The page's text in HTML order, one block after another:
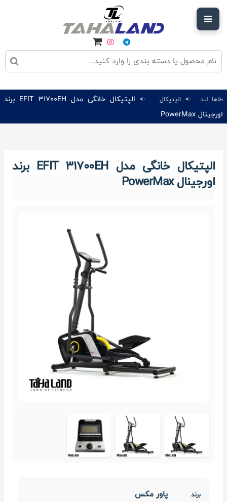
طاها لند ->الپتیکال
-> الپتیکال خانگی مدل EFIT 31700EH برند
اورجینال PowerMax
الپتیکال خانگی مدل EFIT 31700EH برند
اورجینال PowerMax
برند پاور مکس